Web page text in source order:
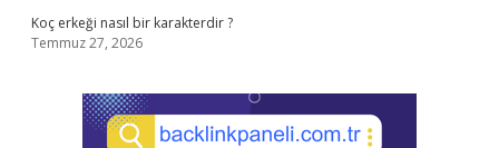
Koç erkeği nasıl bir karakterdir ?
Temmuz 27, 2026